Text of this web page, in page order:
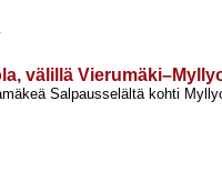
välillä
Salpausselältä kohti